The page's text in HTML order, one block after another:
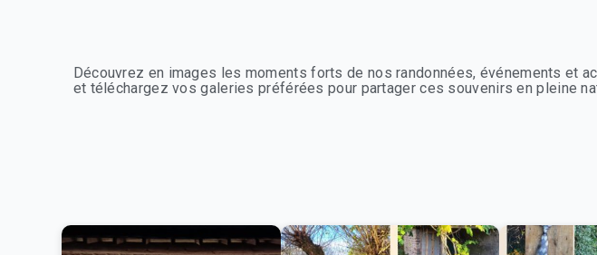
Découvrez en images les moments forts de nos randonnées, événements et
et téléchargez vos galeries préférées pour partager ces souvenirs en pleine